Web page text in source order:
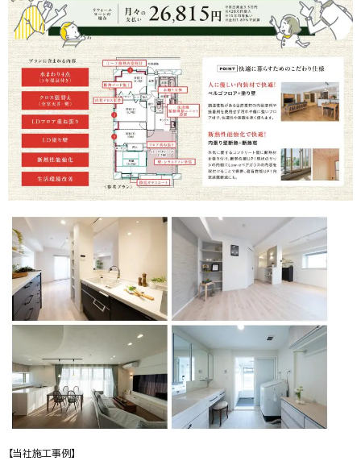
【当社施工事例】